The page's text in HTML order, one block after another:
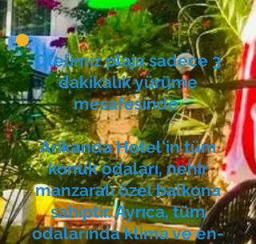
Otelimiz plaja sadece 3
dakikalık yürüme
mesafesinde
Arikanda Hotel'in tüm
konuk odaları, nehir
manzaralı özel balkona
sahiptir. Ayrıca, tüm
odalarında klima ve en-